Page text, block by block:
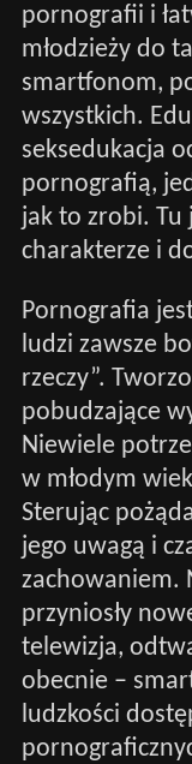
pornografii i
młodzieży do
smartfonom,
wszystkich.
seksedukacja
pornografią,
jak to zrobi. Tu
charakterze i
Pornografia
ludzi zawsze
rzeczy”.
pobudzające
Niewiele
w młodym
Sterując
jego uwagą i
zachowaniem.
przyniosły
telewizja,
obecnie –
ludzkości